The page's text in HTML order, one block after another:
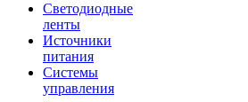
Светодиодные
ленты
Источники
питания
Системы
управления